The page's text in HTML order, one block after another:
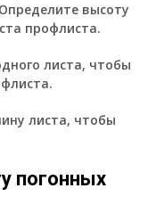
высоту
профлиста.
листа, чтобы
листа, чтобы
погонных